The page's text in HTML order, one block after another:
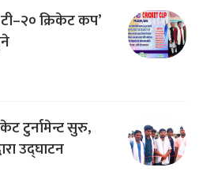
टी–२० क्रिकेट कप’
टुर्नामेन्ट सुरु,
उद्घाटन